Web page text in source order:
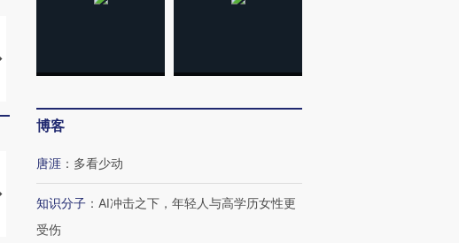
马航飞行员跨国走私7万
粒摇头丸 尿检体内含3种
度Z世代 用街头抗争将教
机”？难民潮撕裂西班牙
【推广】走进第四届链博
会，让数智科技“链”接产
【特别呈现】寻找100种
【商旅对话】华住集团
CFO：不靠规模取胜，华
博客
唐涯 ： 多看少动
知识分子 ： AI冲击之下，年轻人与高学历女性更
受伤